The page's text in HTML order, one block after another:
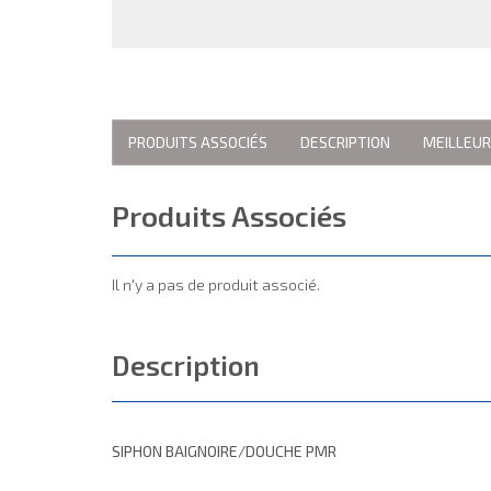
PRODUITS ASSOCIÉS DESCRIPTION
Produits Associés
Il n'y a pas de produit associé.
Description
SIPHON BAIGNOIRE/DOUCHE PMR